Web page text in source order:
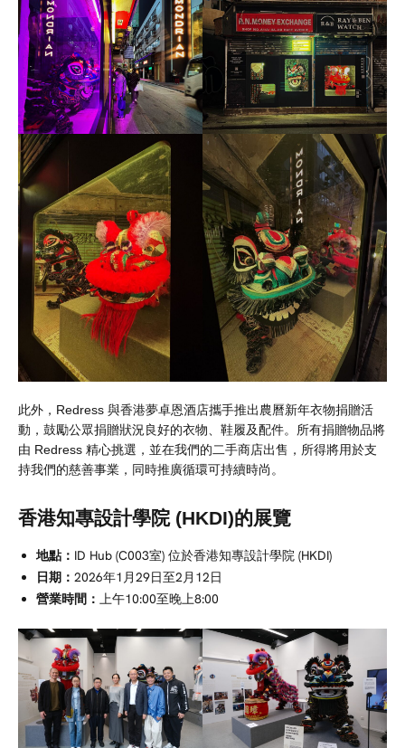
此外，Redress 與香港夢卓恩酒店攜手推出農曆新年衣物捐贈活
動，鼓勵公眾捐贈狀況良好的衣物、鞋履及配件。所有捐贈物品將
由 Redress 精心挑選，並在我們的二手商店出售，所得將用於支
持我們的慈善事業，同時推廣循環可持續時尚。
香港知專設計學院 (HKDI)的展覽
地點： ID Hub (C003室) 位於香港知專設計學院 (HKDI)
日期： 2026年1月29日至2月12日
營業時間： 上午10:00至晚上8:00